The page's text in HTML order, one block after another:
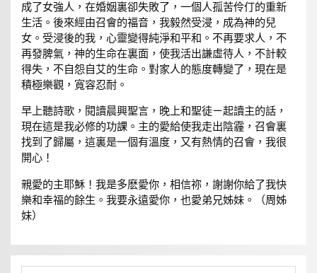
成了女強人，在婚姻裏卻失敗了，一個人孤苦伶仃的重新
生活。後來經由召會的福音，我毅然受浸，成為神的兒
女。受浸後的我，心靈變得純淨和平和。不再要求人，不
再發脾氣，神的生命在裏面，使我活出謙虛待人，不計較
得失，不自怨自艾的生命。對家人的態度轉變了，現在是
積極樂觀，寬容忍耐。
早上聽詩歌，閱讀晨興聖言，晚上和聖徒ㄧ起讀主的話，
現在這是我必修的功課。主的愛給使我走出陰霾，召會裏
找到了歸屬，這裏是一個有溫度，又有熱情的召會，我很
開心！
親愛的主耶穌！我是多麽愛你，相信祢，謝謝你給了我快
樂和幸福的餘生。我要永遠愛你，也愛弟兄姊妹。（周姊
妹）